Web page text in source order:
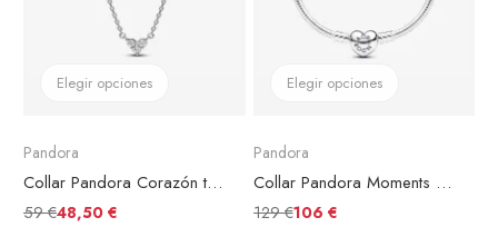
Elegir opciones
Pandora
Collar Pandora Corazón triple Gema
59 €48,50 €
Elegir opciones
Pandora
Collar Pandora Moments Cadena de Serpiente con Cierre de Corazón
129 €106 €